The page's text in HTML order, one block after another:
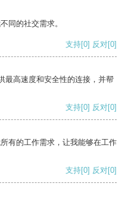
同的社交需求。
支持[0] 反对[0]
最高速度和安全性的连接，并帮
支持[0] 反对[0]
有的工作需求，让我能够在工作
支持[0] 反对[0]